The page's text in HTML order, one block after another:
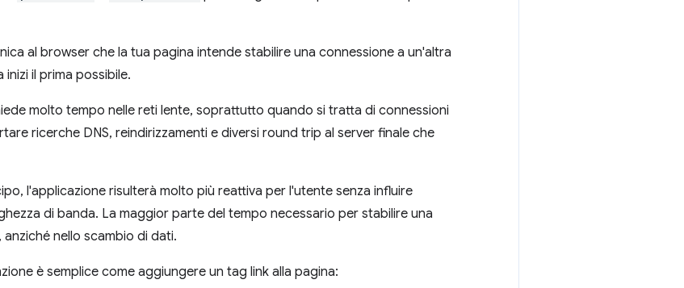
al browser che la tua pagina intende stabilire una connessione a un'altra
il prima possibile.
molto tempo nelle reti lente, soprattutto quando si tratta di connessioni
ricerche DNS, reindirizzamenti e diversi round trip al server finale che
l'applicazione risulterà molto più reattiva per l'utente senza influire
di banda. La maggior parte del tempo necessario per stabilire una
nello scambio di dati.
è semplice come aggiungere un tag link alla pagina: